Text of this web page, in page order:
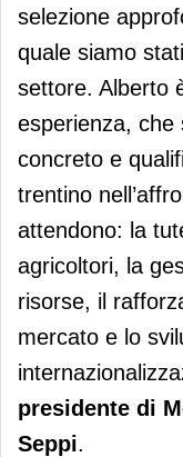
selezione
quale siamo
settore. Alberto
esperienza, che
concreto e
trentino
attendono: la
agricoltori, la
risorse, il
mercato e lo
presidente di
Seppi.